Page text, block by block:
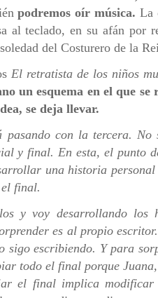
podremos oír música. La
al teclado, en su afán por
del Costurero de la
El retratista de los niños
un esquema en el que
se deja llevar.
pasando con la tercera.
y final. En esta, el punto
una historia
final.
y voy desarrollando los
es al propio
escribiendo. Y para
todo el final porque
el final implica